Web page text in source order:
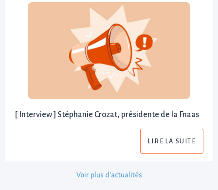
[ Interview ] Stéphanie Crozat, présidente de la Fnaas
LIRE LA SUITE
Voir plus d'actualités